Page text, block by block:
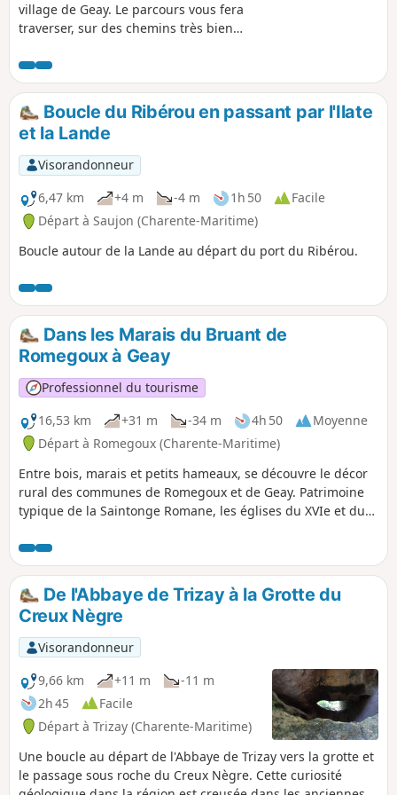
village de Geay. Le parcours vous fera
traverser, sur des chemins très bien
Vous longerez aussi le marais. La
Charente n'est pas bien loin mais
restera invisible. La trace a été relevée
sur le terrain, ce qui fait qu'elle est très
fiable
Boucle du Ribérou en passant par l'Ilate
et la Lande
Visorandonneur
6,47 km
+4 m -4 m 1h 50
Facile
Départ à Saujon (Charente-Maritime)
Boucle autour de la Lande au départ du port du Ribérou.
Dans les Marais du Bruant de
Romegoux à Geay
Professionnel du tourisme
16,53 km
+31 m -34 m 4h 50
Moyenne
Départ à Romegoux (Charente-Maritime)
Entre bois, marais et petits hameaux, se découvre le décor
rural des communes de Romegoux et de Geay. Patrimoine
typique de la Saintonge Romane, les églises du XVIe et du
les marais du Bruant.
De l'Abbaye de Trizay à la Grotte du
Creux Nègre
Visorandonneur
9,66 km
+11 m
-11 m
2h 45
Facile
Départ à Trizay (Charente-Maritime)
Une boucle au départ de l'Abbaye de Trizay vers la grotte et
le passage sous roche du Creux Nègre. Cette curiosité